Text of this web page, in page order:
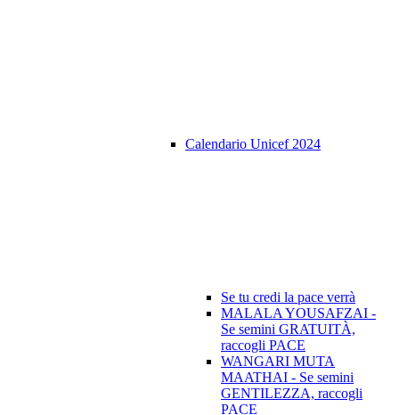
Calendario Unicef 2024
Se tu credi la pace verrà
MALALA YOUSAFZAI -
Se semini GRATUITÀ,
raccogli PACE
WANGARI MUTA
MAATHAI - Se semini
GENTILEZZA, raccogli
PACE